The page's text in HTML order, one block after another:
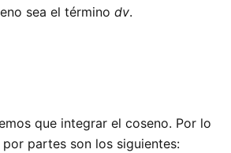
sea el términodv.
que integrar el coseno. Por lo
partes son los siguientes: